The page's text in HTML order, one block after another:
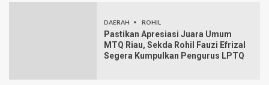
DAERAH ROHIL
Pastikan Apresiasi Juara Umum
MTQ Riau, Sekda Rohil Fauzi Efrizal
Segera Kumpulkan Pengurus LPTQ